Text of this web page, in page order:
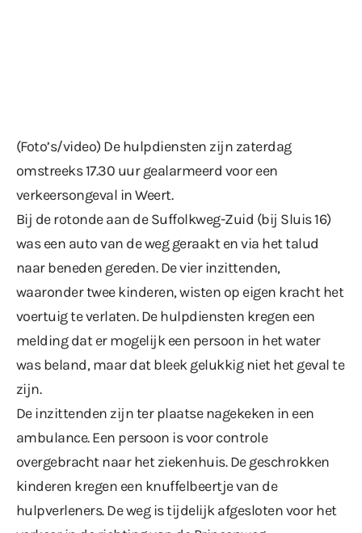
(Foto’s/video) De hulpdiensten zijn zaterdag
omstreeks 17.30 uur gealarmeerd voor een
verkeersongeval in Weert.
Bij de rotonde aan de Suffolkweg-Zuid (bij Sluis 16)
was een auto van de weg geraakt en via het talud
naar beneden gereden. De vier inzittenden,
waaronder twee kinderen, wisten op eigen kracht het
voertuig te verlaten. De hulpdiensten kregen een
melding dat er mogelijk een persoon in het water
was beland, maar dat bleek gelukkig niet het geval te
zijn.
De inzittenden zijn ter plaatse nagekeken in een
ambulance. Een persoon is voor controle
overgebracht naar het ziekenhuis. De geschrokken
kinderen kregen een knuffelbeertje van de
hulpverleners. De weg is tijdelijk afgesloten voor het